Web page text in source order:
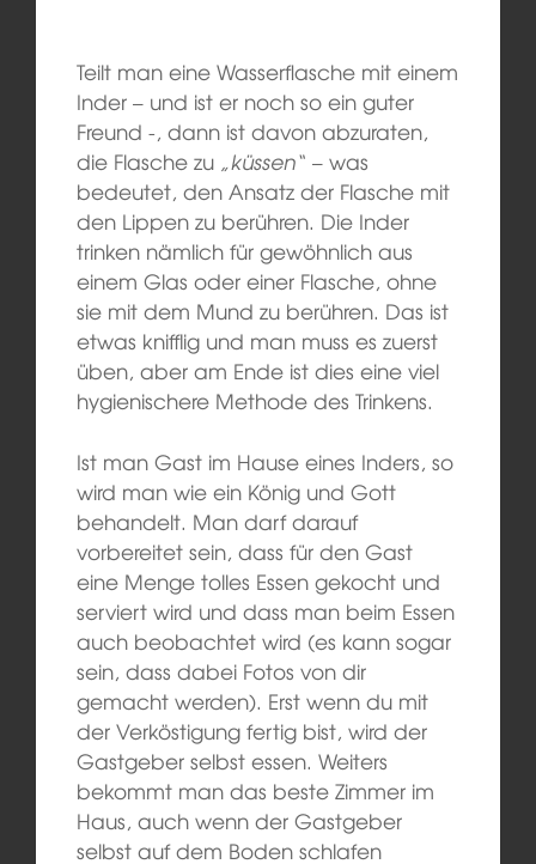
Teilt man eine Wasserflasche mit einem
Inder – und ist er noch so ein guter
Freund -, dann ist davon abzuraten,
die Flasche zu „küssen“ – was
bedeutet, den Ansatz der Flasche mit
den Lippen zu berühren. Die Inder
trinken nämlich für gewöhnlich aus
einem Glas oder einer Flasche, ohne
sie mit dem Mund zu berühren. Das ist
etwas knifflig und man muss es zuerst
üben, aber am Ende ist dies eine viel
hygienischere Methode des Trinkens.
Ist man Gast im Hause eines Inders, so
wird man wie ein König und Gott
behandelt. Man darf darauf
vorbereitet sein, dass für den Gast
eine Menge tolles Essen gekocht und
serviert wird und dass man beim Essen
auch beobachtet wird (es kann sogar
sein, dass dabei Fotos von dir
gemacht werden). Erst wenn du mit
der Verköstigung fertig bist, wird der
Gastgeber selbst essen. Weiters
bekommt man das beste Zimmer im
Haus, auch wenn der Gastgeber
selbst auf dem Boden schlafen